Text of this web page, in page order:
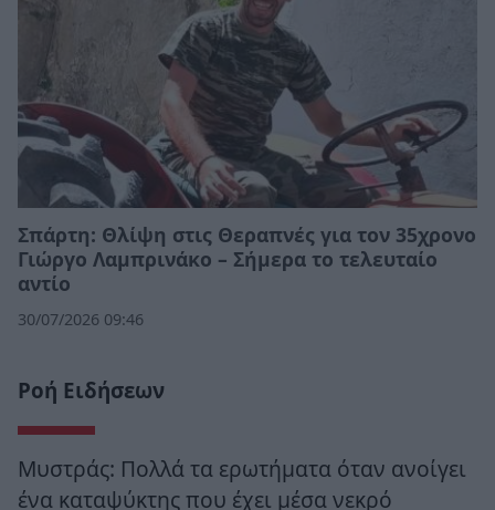
Σπάρτη: Θλίψη στις Θεραπνές για τον 35χρονο
Γιώργο Λαμπρινάκο – Σήμερα το τελευταίο
αντίο
30/07/2026 09:46
Ροή Ειδήσεων
Μυστράς: Πολλά τα ερωτήματα όταν ανοίγει
ένα καταψύκτης που έχει μέσα νεκρό